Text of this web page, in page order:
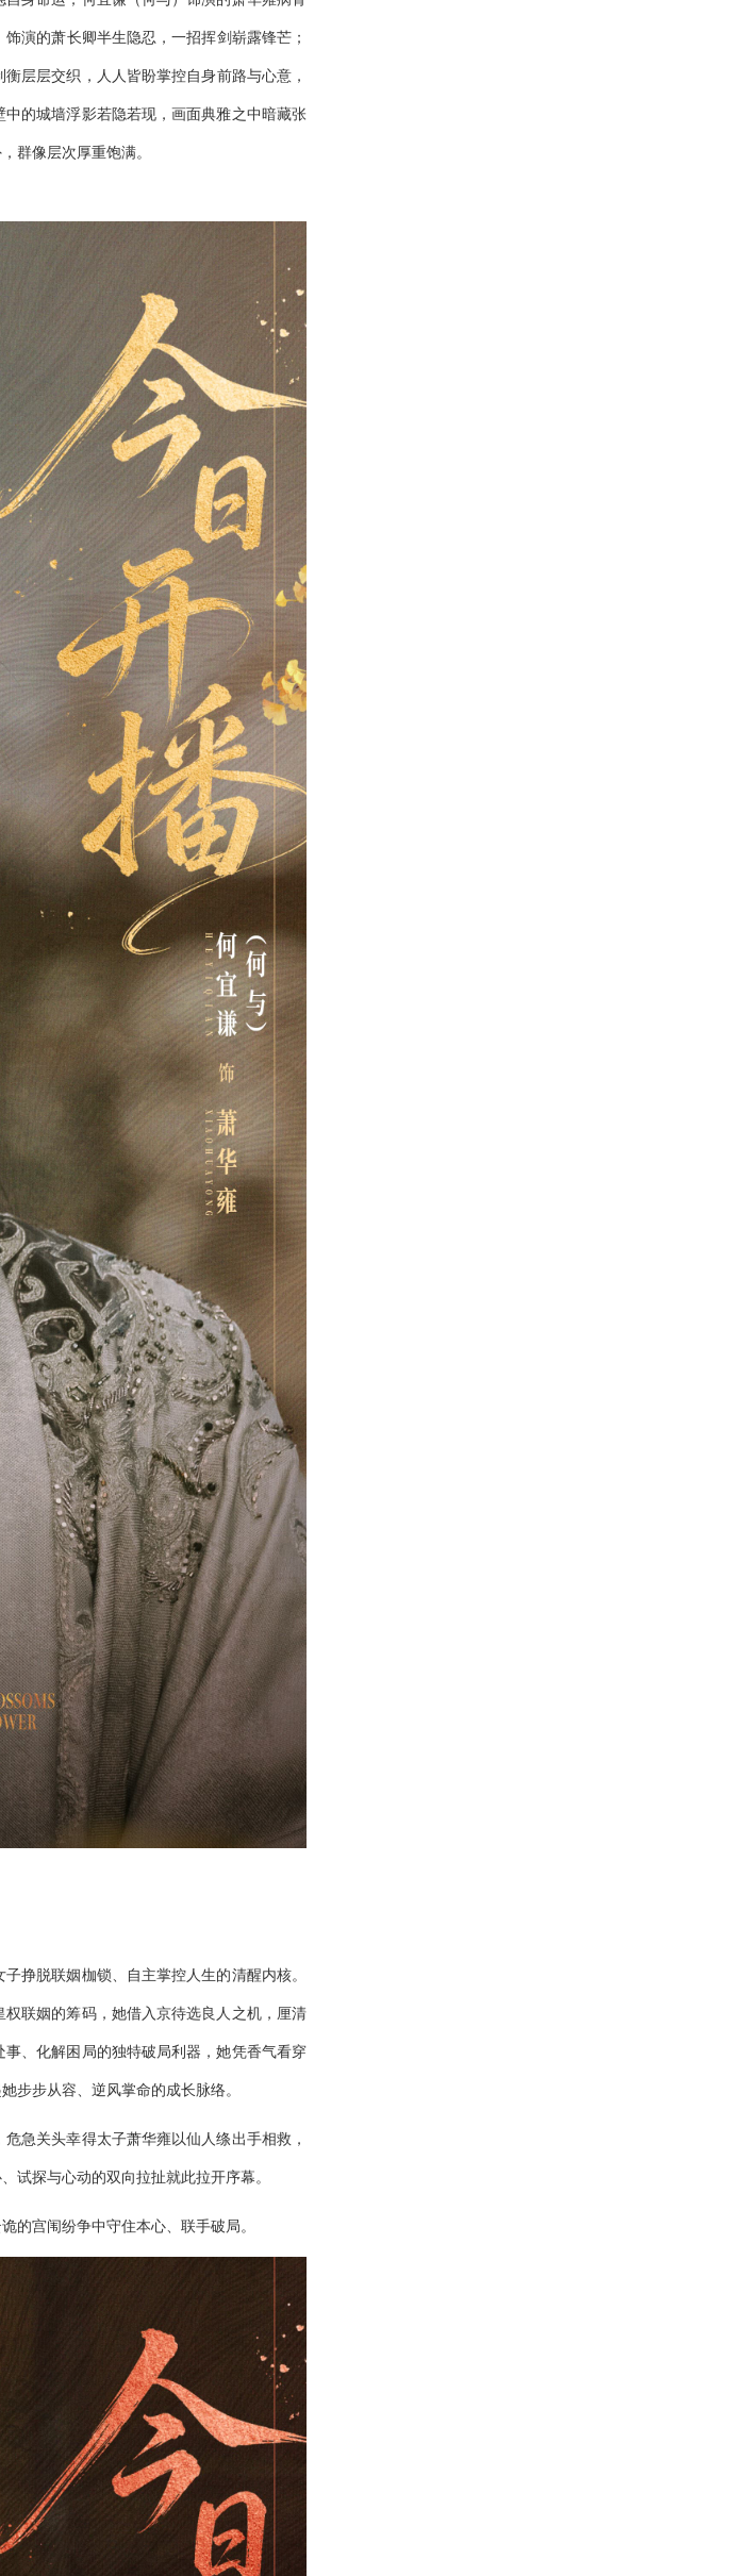
演的萧长卿半生隐忍，一招挥剑崭露锋芒；
层层交织，人人皆盼掌控自身前路与心意，
的城墙浮影若隐若现，画面典雅之中暗藏张
群像层次厚重饱满。
挣脱联姻枷锁、自主掌控人生的清醒内核。
联姻的筹码，她借入京待选良人之机，厘清
、化解困局的独特破局利器，她凭香气看穿
步步从容、逆风掌命的成长脉络。
急关头幸得太子萧华雍以仙人绦出手相救，
试探与心动的双向拉扯就此拉开序幕。
的宫闱纷争中守住本心、联手破局。